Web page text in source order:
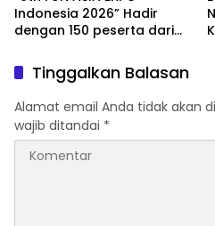
Indonesia 2026” Hadir
dengan 150 peserta dari
Industri Taman Rekreasi
dan Ekosistem Pariwisata
di Tanah Air
Tinggalkan Balasan
Alamat email Anda tidak akan
wajib ditandai *